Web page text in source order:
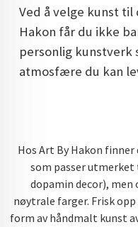
Ved å velge kunst
Hakon får du ikke
personlig
atmosfære du kan
Hos Art By Hakon
som passer
dopamin decor),
nøytrale farger. Frisk
form av håndmalt kunst